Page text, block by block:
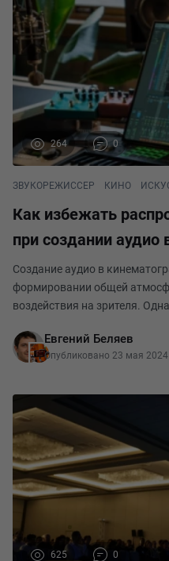
264 0
ЗВУКОРЕЖИССЕР КИНО
Как избежать
при создании аудио
Создание аудио в
формировании общей
воздействия на зрителя.
ошибок, которые могут
Евгений Беляев
Опубликовано 23 мая 2024
625 0